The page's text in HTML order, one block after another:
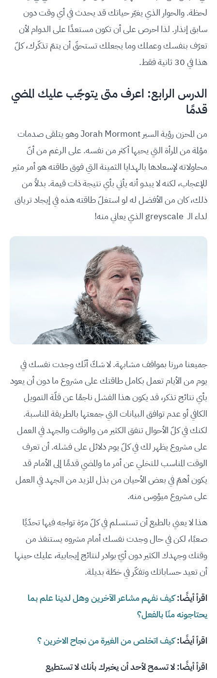
لحظة. والحوار الذي يغيّر حياتك قد يحدث في أي وقت دون
سابق إنذار. لذا احرص على أن تكون مستعدًا على الدوام لأن
تعرّف بنفسك وعملك وما يجعلك تستحقّ أن يتمّ تذكّرك، كلّ
هذا في 30 ثانية فقط.
الدرس الرابع: اعرف متى يتوجّب عليك المضي
قدمًا
من المحزن رؤية السير Jorah Mormont وهو يتلقى صدمات
مؤلمة من المرأة التي يحبها أكثر من نفسه. على الرغم من أنّ
محاولاته لإسعادها بالهدايا الثمينة التي فوق طاقته هو أمر مثير
للإعجاب، لكنه لا يبدو أنه يأتي بأي نتيجة ذات قيمة. بدلاً من
ذلك، كان من الأفضل له لو استغلّ طاقته هذه في إيجاد ترياق
لداء الـ greyscale الذي يعاني منه!
جميعنا مررنا بمواقف مشابهة. لا شكّ أنّك وجدت نفسك في
يوم من الأيام تعمل بكامل طاقتك على مشروع ما دون أن يعود
بأي نتائج تذكر، قد يكون هذا الفشل ناجمًا عن قلّة التمويل
الكافي أو عدم توافق البيانات التي جمعتها بالطريقة المناسبة.
لكنك في كلّ الأحوال تنفق الكثير من والوقت والجهد في العمل
على مشروع يظهر لك في كلّ يوم دلائل على فشله. أن تعرف
الوقت المناسب للتخلي عن أمر ما والمضي قدمًا إلى الأمام قد
يكون أهمّ في بعض الأحيان من بذل المزيد من الجهد في العمل
على مشروع ميؤوس منه.
هذا لا يعني بالطبع أن تستسلم في كلّ مرّة تواجه فيها تحدّيًا
صعبًا، لكن في حال وجدت نفسك أمام مشروه يستنفذ من
وقتك وجهدك الكثير دون أيّ بوادر لنتائج إيجابية، عليك حينها
أن تعيد حساباتك وتفكّر في خطّة بديلة.
اقرأ أيضًا:كيف نفهم مشاعر الآخرين وهل لدينا علم بما
يحتاجونه منّا بالفعل؟
اقرأ أيضًا:كيف اتخلص من الغيرة من نجاح الاخرين ؟
اقرأ أيضًا:لا تسمح لأحد أن يخبرك بأنك لا تستطيع